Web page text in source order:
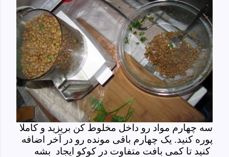
سه چهارم مواد رو داخل مخلوط کن بریزید و کاملا
پوره کنید. یک چهارم باقی مونده رو در آخر اضافه
کنید تا کمی بافت متفاوت در کوکو ایجاد بشه